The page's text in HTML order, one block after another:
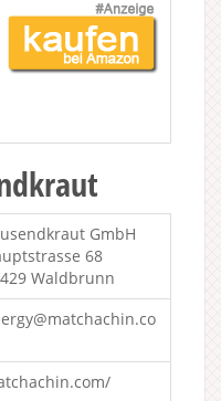
GmbH
68
Waldbrunn